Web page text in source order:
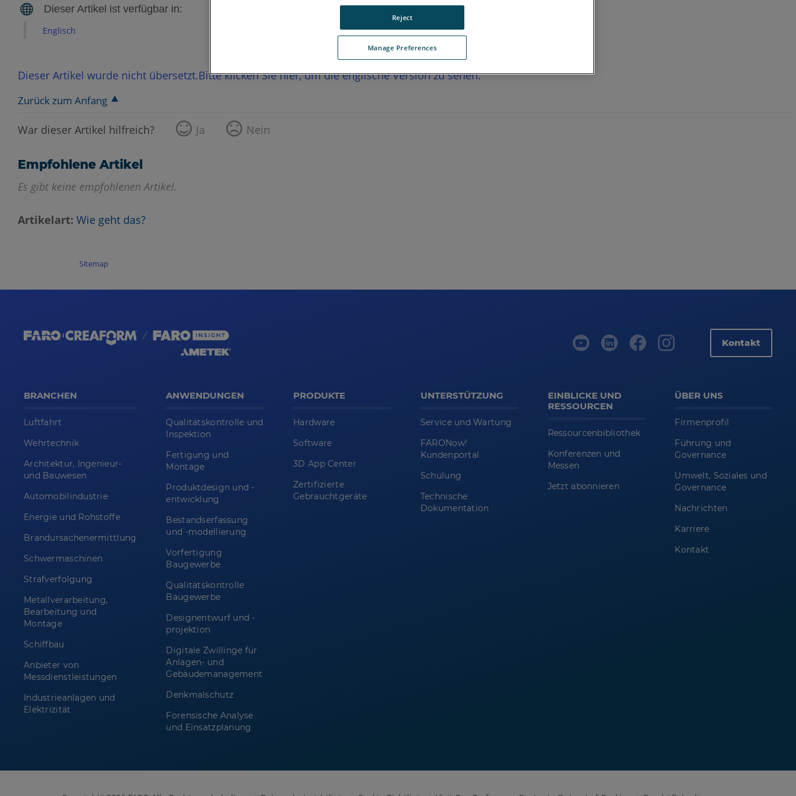
Englisch
Dieser Artikel wurde nicht übersetzt.Bitte klicken Sie hier, um die englische Version zu sehen.
Zurück zum Anfang
War dieser Artikel hilfreich? Ja Nein
Empfohlene Artikel
Es gibt keine empfohlenen Artikel.
Artikelart Wie geht das?
Sitemap
Kontakt
BRANCHEN
Luftfahrt
Wehrtechnik
Architektur, Ingenieur-
und Bauwesen
Automobilindustrie
Energie und Rohstoffe
Brandursachenermittlung
Schwermaschinen
Strafverfolgung
Metallverarbeitung,
Bearbeitung und
Montage
Schiffbau
Anbieter von
Messdienstleistungen
Industrieanlagen und
Elektrizität
ANWENDUNGEN
Qualitätskontrolle und
Inspektion
Fertigung und
Montage
Produktdesign und -
entwicklung
Bestandserfassung
und -modellierung
Vorfertigung
Baugewerbe
Qualitätskontrolle
Baugewerbe
Designentwurf und -
projektion
Digitale Zwillinge für
Anlagen- und
Gebäudemanagement
Denkmalschutz
Forensische Analyse
und Einsatzplanung
PRODUKTE
Hardware
Software
3D App Center
Zertifizierte
Gebrauchtgeräte
UNTERSTÜTZUNG
Service und Wartung
FARONow!
Kundenportal
Schulung
Technische
Dokumentation
EINBLICKE UND
RESSOURCEN
Ressourcenbibliothek
Konferenzen und
Messen
Jetzt abonnieren
ÜBER UNS
Firmenprofil
Führung und
Governance
Umwelt, Soziales und
Governance
Nachrichten
Karriere
Kontakt
Manage Preferences
Reject